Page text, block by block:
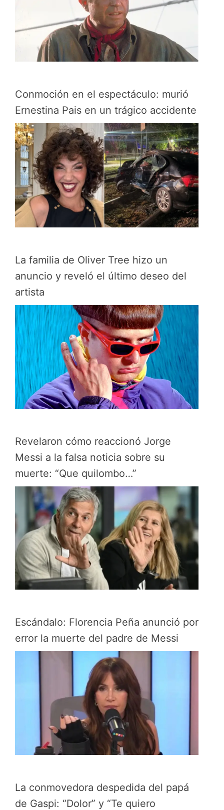
Conmoción en el espectáculo: murió
Ernestina Pais en un trágico accidente
La familia de Oliver Tree hizo un
anuncio y reveló el último deseo del
artista
Revelaron cómo reaccionó Jorge
Messi a la falsa noticia sobre su
muerte: “Que quilombo…”
Escándalo: Florencia Peña anunció por
error la muerte del padre de Messi
La conmovedora despedida del papá
de Gaspi: “Dolor” y “Te quiero